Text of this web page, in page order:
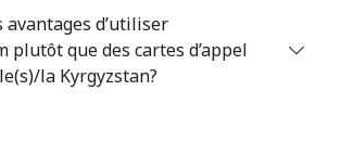
avantages d’utiliser
plutôt que des cartes d’appel
la Kyrgyzstan?